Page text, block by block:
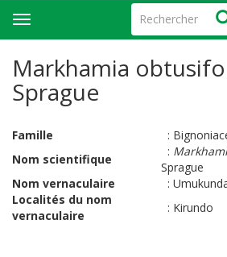
Rechercher
Toggle
navigation
Markhamia
Sprague
Famille :
Nom scientifique
:
Sprague
Nom vernaculaire
:
Localités du nom
vernaculaire
: Kirundo